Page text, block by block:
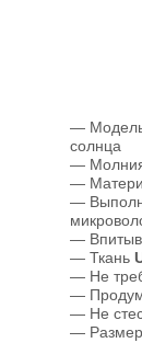
— Модель
солнца
— Молния
—
—
—
— Ткань
— Не
—
— Не
—